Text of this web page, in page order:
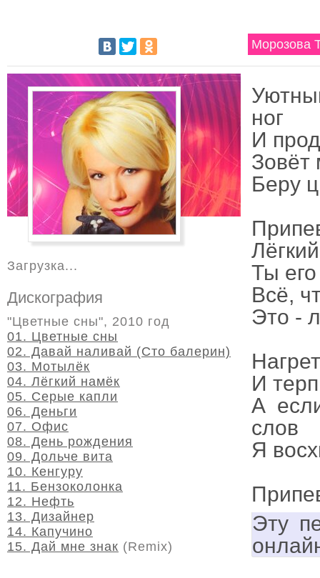
Морозова
ног
И
Зовёт
Беру
Ты
Всё,
Это -
И
А
слов
Я
Эту
Загрузка...
Дискография
"Цветные сны", 2010 год
01. Цветные сны
02. Давай наливай (Сто балерин)
03. Мотылёк
04. Лёгкий намёк
05. Серые капли
06. Деньги
07. Офис
08. День рождения
09. Дольче вита
10. Кенгуру
11. Бензоколонка
12. Нефть
13. Дизайнер
14. Капучино
15. Дай мне знак (Remix)